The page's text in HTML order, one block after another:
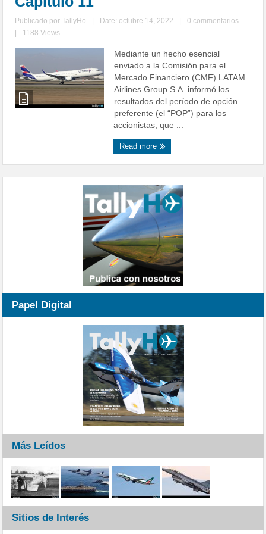
Publicado porTallyHo Date: octubre 14, 2022
0 commentarios
1188 Views
Mediante un hecho esencial
enviado a la Comisión para el
Mercado Financiero (CMF) LATAM
Airlines Group S.A. informó los
resultados del período de opción
preferente (el “POP”) para los
accionistas, que ...
Read more
Papel Digital
Más Leídos
Sitios de Interés